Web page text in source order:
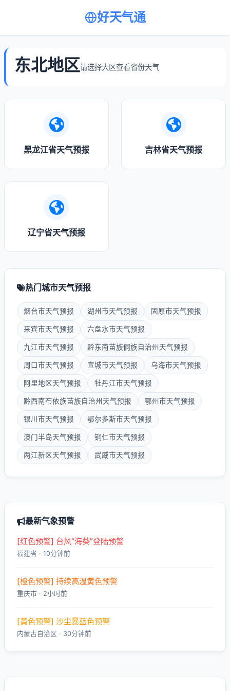
好天气通
东北地区请选择大区查看省份天气
黑龙江省天气预报 吉林省天气预报
辽宁省天气预报
热门城市天气预报
烟台市天气预报 湖州市天气预报 固原市天气预报
来宾市天气预报 六盘水市天气预报
九江市天气预报 黔东南苗族侗族自治州天气预报
周口市天气预报 宣城市天气预报 乌海市天气预报
阿里地区天气预报 牡丹江市天气预报
黔西南布依族苗族自治州天气预报 鄂州市天气预报
银川市天气预报 鄂尔多斯市天气预报
澳门半岛天气预报 铜仁市天气预报
两江新区天气预报 武威市天气预报
最新气象预警
[红色预警] 台风“海葵”登陆预警
福建省 · 10分钟前
[橙色预警] 持续高温黄色预警
重庆市 · 2小时前
[黄色预警] 沙尘暴蓝色预警
内蒙古自治区 · 30分钟前